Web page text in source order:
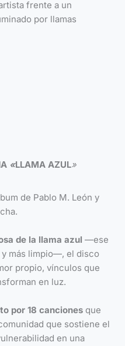
«LLAMA AZUL»
de Pablo M. León y
de la llama azul —ese
más limpio—, el disco
propio, vínculos que
en luz.
por 18 canciones que
que sostiene el
en una